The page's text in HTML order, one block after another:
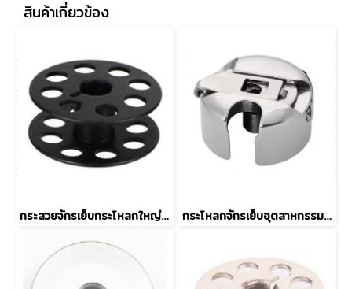
สินค้าเกี่ยวข้อง
กระสวยจักรเย็บกระโหลกใหญ่ 201 Grade B กระโหลกจักรเย็บอุตสาหกรรม BC-DB1 (MGP)